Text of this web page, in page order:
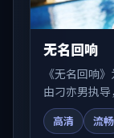
无名回响
《无名回响
由刁亦男执
物弧光与节
适合关注国产
高清 流畅